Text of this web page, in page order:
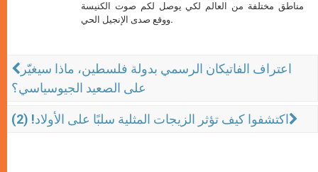
مناطق مختلفة من العالم لكي يوصل لكم صوت الكنيسة
ووقع صدى الإنجيل الحي.
اعتراف الفاتيكان الرسمي بدولة فلسطين، ماذا سيغيّر
على الصعيد الجيوسياسي؟
اكتشفوا كيف تؤثر الزيجات المثلية سلبًا على الأولاد! (2)